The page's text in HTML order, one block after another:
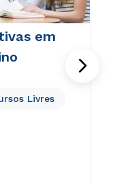
em
Livres